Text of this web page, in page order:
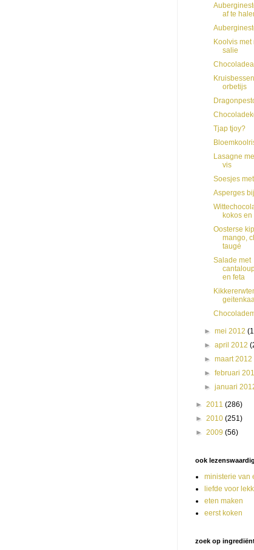
af te
Koolvis met
salie
orbetijs
Tjap tjoy?
Lasagne
vis
Soesjes
Asperges
kokos
Oosterse
mango,
taugé
Salade met
en feta
►mei 2012
►april 2012
►maart 2012
►februari
►januari
► 2011 (286)
► 2010 (251)
► 2009 (56)
ook lezenswaardig
ministerie van
liefde voor
eten maken
eerst koken
zoek op